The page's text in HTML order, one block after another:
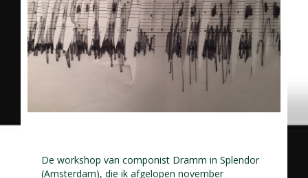
De workshop van componist Dramm in Splendor
(Amsterdam), die ik afgelopen november